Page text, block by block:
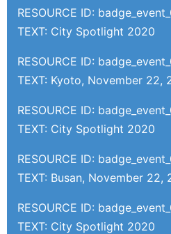
RESOURCE ID:
TEXT: City Spotlight 2020
RESOURCE ID:
TEXT: Kyoto, November 22,
RESOURCE ID:
TEXT: City Spotlight 2020
RESOURCE ID:
TEXT: Busan, November 22,
RESOURCE ID:
TEXT: City Spotlight 2020